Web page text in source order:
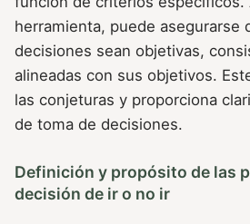
herramienta, puede asegurarse
decisiones sean objetivas,
alineadas con sus objetivos.
las conjeturas y proporciona
de toma de decisiones.
Definición y propósito de las
decisión de ir o no ir